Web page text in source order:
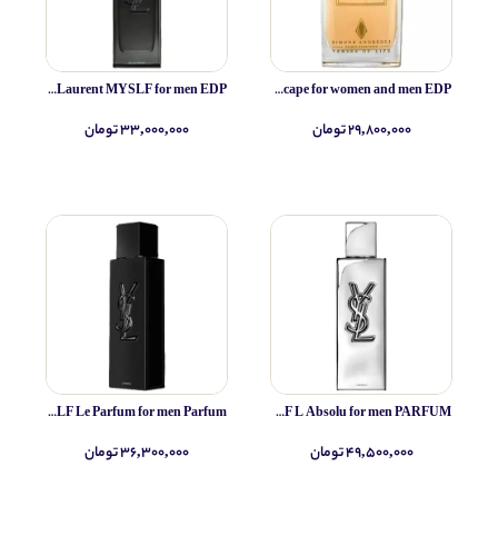
Simone Andreoli Tulum Junglescape for women and men EDP
۲۹,۸۰۰,۰۰۰ تومان
Yves Saint Laurent MYSLF L Absolu for men PARFUM
۴۹,۵۰۰,۰۰۰ تومان
Yves Saint Laurent MYSLF for men EDP
۳۳,۰۰۰,۰۰۰ تومان
Yves Saint Laurent MYSLF Le Parfum for men Parfum
۳۶,۳۰۰,۰۰۰ تومان